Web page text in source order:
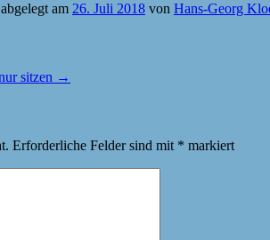
am 26. Juli 2018 von Hans-Georg
sitzen →
Erforderliche Felder sind mit * markiert